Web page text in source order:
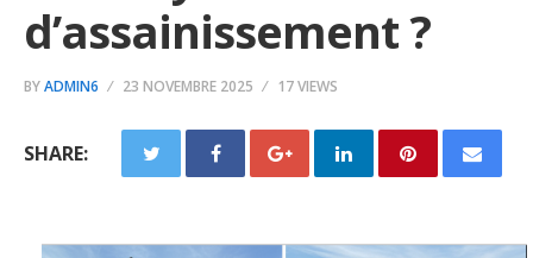
d’assainissement ?
BYADMIN6 23 NOVEMBRE 2025 17 VIEWS
SHARE: